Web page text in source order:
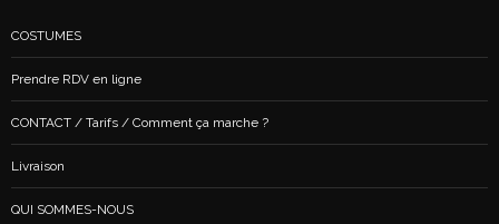
COSTUMES
Prendre RDV en ligne
CONTACT / Tarifs / Comment ça marche ?
Livraison
QUI SOMMES-NOUS